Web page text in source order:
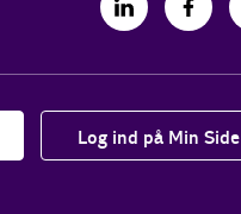
Log ind på Min Side